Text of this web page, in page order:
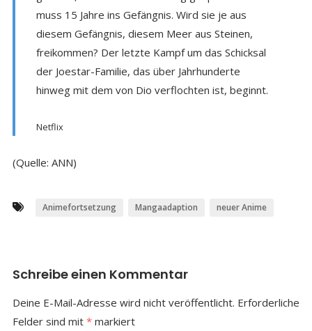
muss 15 Jahre ins Gefängnis. Wird sie je aus
diesem Gefängnis, diesem Meer aus Steinen,
freikommen? Der letzte Kampf um das Schicksal
der Joestar-Familie, das über Jahrhunderte
hinweg mit dem von Dio verflochten ist, beginnt.
Netflix
(Quelle: ANN)
Animefortsetzung Mangaadaption neuer Anime
Schreibe einen Kommentar
Deine E-Mail-Adresse wird nicht veröffentlicht. Erforderliche
Felder sind mit *markiert